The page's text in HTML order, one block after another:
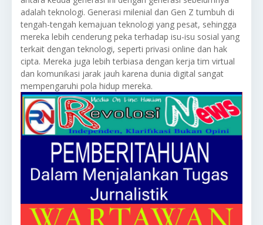
adalah teknologi. Generasi milenial dan Gen Z tumbuh di
tengah-tengah kemajuan teknologi yang pesat, sehingga
mereka lebih cenderung peka terhadap isu-isu sosial yang
terkait dengan teknologi, seperti privasi online dan hak
cipta. Mereka juga lebih terbiasa dengan kerja tim virtual
dan komunikasi jarak jauh karena dunia digital sangat
mempengaruhi pola hidup mereka.